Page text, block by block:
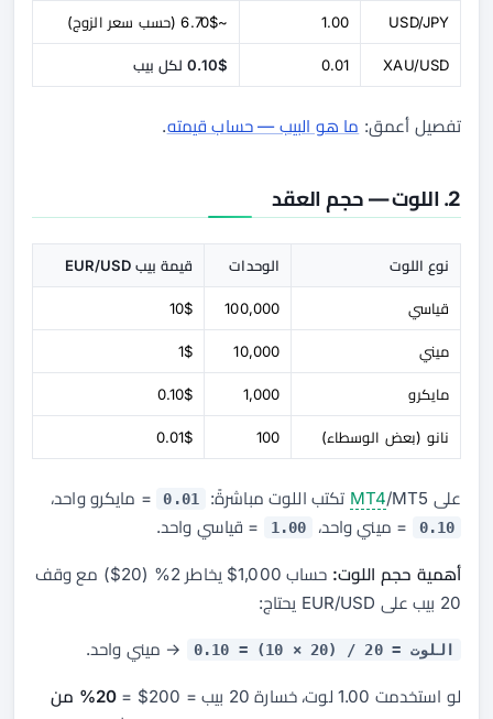
USD/JPY
1.00 ~6.70$ (حسب سعر الزوج)
XAU/USD
0.01 0.10$ لكل بيب
تفصيل أعمق: ما هو البيب — حساب قيمته.
2. اللوت — حجم العقد
نوع اللوت الوحدات قيمة بيب EUR/USD
قياسي 100,000
10$
ميني 10,000
1$
مايكرو 1,000
0.10$
نانو (بعض الوسطاء) 100
0.01$
على MT4/MT5 تكتب اللوت مباشرةً: 0.01 = مايكرو واحد،
0.10 = ميني واحد، 1.00 = قياسي واحد.
أهمية حجم اللوت:
حساب 1,000$ يخاطر 2% (20$) مع وقف
20 بيب على EUR/USD يحتاج:
اللوت = 20 / (20 × 10) = 0.10 → ميني واحد.
لو استخدمت 1.00 لوت، خسارة 20 بيب = 200$ =
20% من